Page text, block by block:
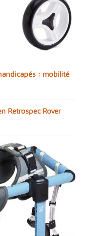
: mobilité
Retrospec Rover